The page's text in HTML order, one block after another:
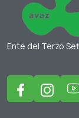
Ente del Terzo